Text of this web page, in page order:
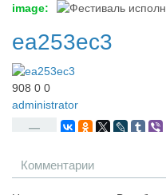
image:
ea253ec3
908 0 0
administrator
—
Комментарии